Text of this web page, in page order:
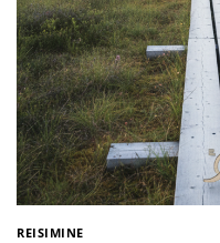
REISIMINE